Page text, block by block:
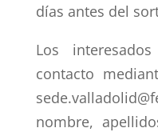
días antes del
Los
contacto
nombre,